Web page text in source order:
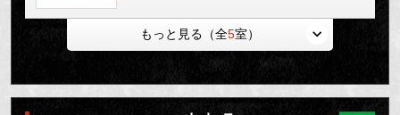
もっと見る（全5室）